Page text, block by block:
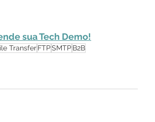
sua Tech Demo!
TransferFTPSMTPB2B